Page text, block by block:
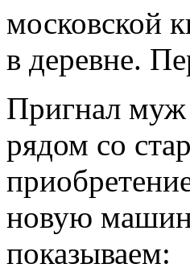
московской
в деревне.
Пригнал муж
рядом со
новую
показываем: